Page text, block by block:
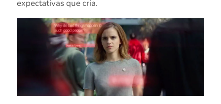
expectativas que cria.